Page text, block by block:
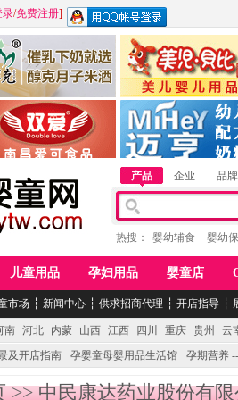
录/免费注册]
江西醇之客月子米酒 惠州市美儿婴儿用品
湖南迈亨母婴用品有限
产品 企业 品牌
热搜： 婴幼辅食 婴幼
儿童用品 孕妇用品 婴童店
市场 ┆ 新闻中心 ┆ 供求招商代理 ┆ 开店指导 ┆
南 河北 内蒙 山西 江西 四川 重庆 贵州
云
及开店指南 孕婴童母婴用品生活馆 孕期营养
>>中民康达药业股份有